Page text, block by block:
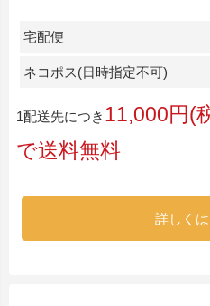
宅配便
ネコポス(日時指定不可)
1配送先につき 11,000円(
で送料無料
詳しく